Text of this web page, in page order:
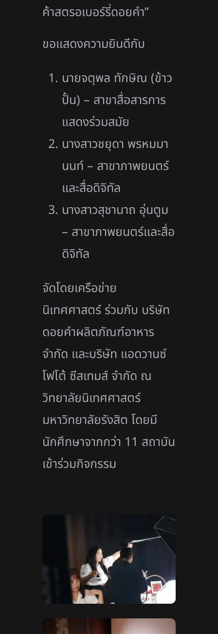
ค้าสตรอเบอร์รี่ดอยคำ”
ขอแสดงความยินดีกับ
นายจตุพล ทักษิณ (ข้าว
ปั้น) – สาขาสื่อสารการ
แสดงร่วมสมัย
นางสาวชยุดา พรหมมา
นนท์ – สาขาภาพยนตร์
และสื่อดิจิทัล
นางสาวสุชานาถ อุ่นตูม
– สาขาภาพยนตร์และสื่อ
ดิจิทัล
จัดโดยเครือข่าย
นิเทศศาสตร์ ร่วมกับ บริษัท
ดอยคำผลิตภัณฑ์อาหาร
จำกัด และบริษัท แอดวานซ์
โฟโต้ ซีสเทมส์ จำกัด ณ
วิทยาลัยนิเทศศาสตร์
มหาวิทยาลัยรังสิต โดยมี
นักศึกษาจากกว่า 11 สถาบัน
เข้าร่วมกิจกรรม